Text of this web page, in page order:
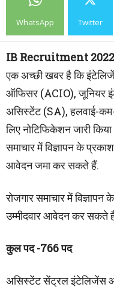
WhatsApp Twitter
IB Recruitment
एक अच्छी खबर है कि
ऑफिसर (ACIO), जूनियर
असिस्टेंट (SA), हलवाई-
लिए नोटिफिकेशन जारी
समाचार में विज्ञापन के
आवेदन जमा कर सकते हैं.
रोजगार समाचार में
उम्मीदवार आवेदन कर सकते
कुल पद -766 पद
असिस्टेंट सेंट्रल इंटेलिजेंस